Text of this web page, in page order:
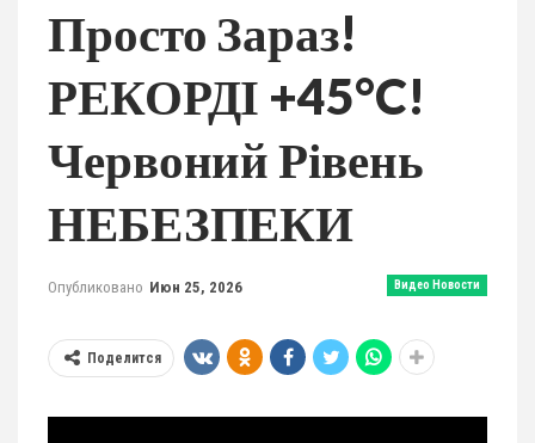
Просто Зараз!
РЕКОРДІ +45°C!
Червоний Рівень
НЕБЕЗПЕКИ
Видео Новости
Опубликовано Июн 25, 2026
Поделится